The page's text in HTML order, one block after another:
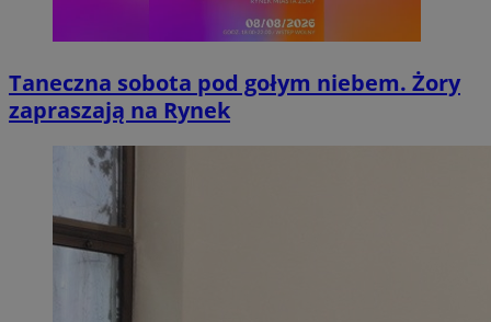
Taneczna sobota pod gołym niebem. Żory
zapraszają na Rynek